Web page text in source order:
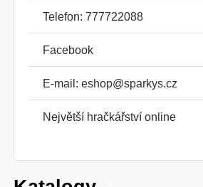
Telefon: 777722088
Facebook
E-mail: eshop@sparkys.cz
Největší hračkářství online